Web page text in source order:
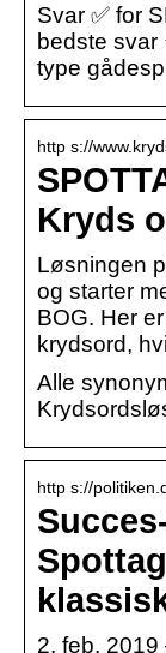
Svar ✅ for
bedste svar
type
http s://
Kryds
Løsningen
og starter
BOG. Her
krydsord,
Alle
http s://
2. feb.